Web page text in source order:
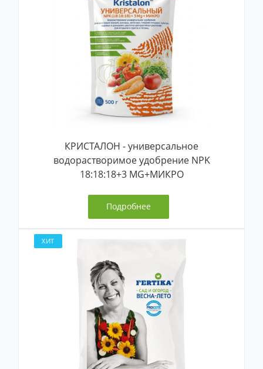
КРИСТАЛОН - универсальное
водорастворимое удобрение NPK
18:18:18+3 MG+МИКРО
Подробнее
ХИТ